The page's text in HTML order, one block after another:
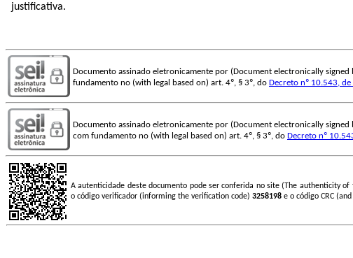
justificativa.
Documento assinado eletronicamente por (Document electronically signed
fundamento no (with legal based on) art. 4º, § 3º, do Decreto nº 10.543,
Documento assinado eletronicamente por (Document electronically signed
com fundamento no (with legal based on) art. 4º, § 3º, do Decreto nº
A autenticidade deste documento pode ser conferida no site (The authenticity
o código verificador (informing the verification code) 3258198 e o código CRC